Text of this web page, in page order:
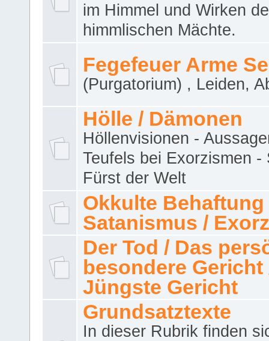
im Himmel und Wirken
himmlischen Mächte.
Fegefeuer Arme
(Purgatorium) , Leiden,
Hölle / Dämonen
Höllenvisionen -
Teufels bei Exorzismen -
Fürst der Welt
Okkulte Behaftung
Satanismus /
Der Tod / Das
besondere Gericht
Jüngste Gericht
Grundsatztexte
In dieser Rubrik finden